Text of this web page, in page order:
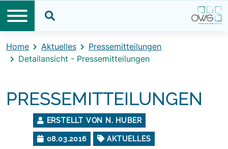
Home Aktuelles
Pressemitteilungen
Detailansicht - Pressemitteilungen
PRESSEMITTEILUNGEN
ERSTELLT VON N. HUBER
08.03.2016 AKTUELLES